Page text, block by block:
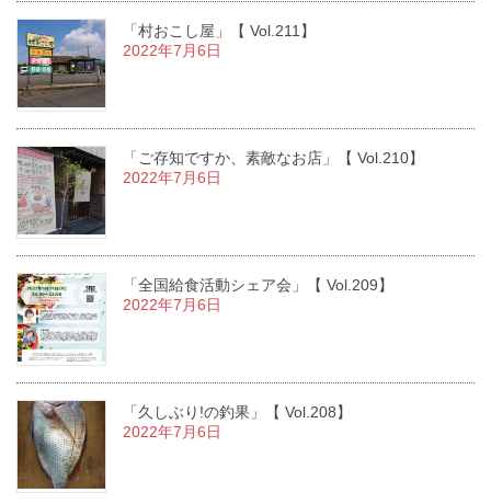
「村おこし屋」【 Vol.211】
2022年7月6日
「ご存知ですか、素敵なお店」【 Vol.210】
2022年7月6日
「全国給食活動シェア会」【 Vol.209】
2022年7月6日
「久しぶり!の釣果」【 Vol.208】
2022年7月6日